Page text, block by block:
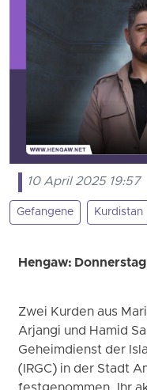
10 April 2025 19:57
Gefangene Kurdistan
Hengaw:
Zwei Kurden aus
Arjangi und Hamid
Geheimdienst der
(IRGC) in der Stadt